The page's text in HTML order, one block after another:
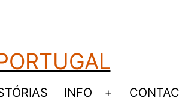
INFO
Abrir